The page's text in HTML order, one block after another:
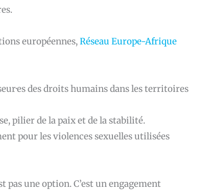
européennes,Réseau Europe-Afrique
des droits humains dans les territoires
pilier de la paix et de la stabilité.
pour les violences sexuelles utilisées
pas une option. C’est un engagement